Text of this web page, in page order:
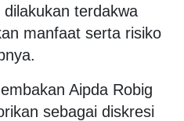
terdakwa
manfaat serta risiko
Aipda Robig
sebagai diskresi